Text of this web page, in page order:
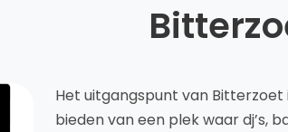
Het uitgangspunt van Bitterzoet
bieden van een plek waar dj’s,